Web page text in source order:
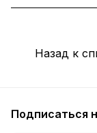
Назад к
Подписаться